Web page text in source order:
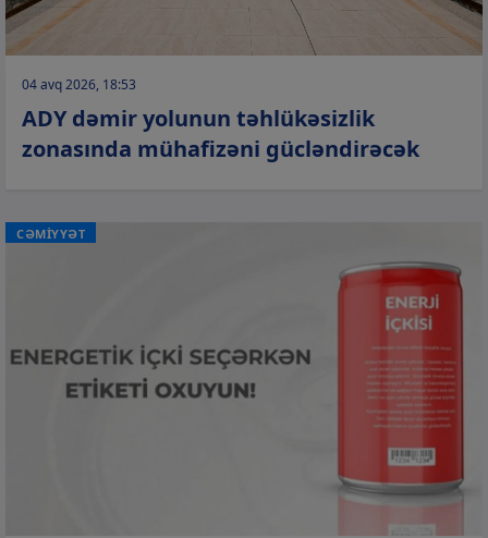
04 avq 2026, 18:53
ADY dəmir yolunun təhlükəsizlik
zonasında mühafizəni gücləndirəcək
CƏMİYYƏT